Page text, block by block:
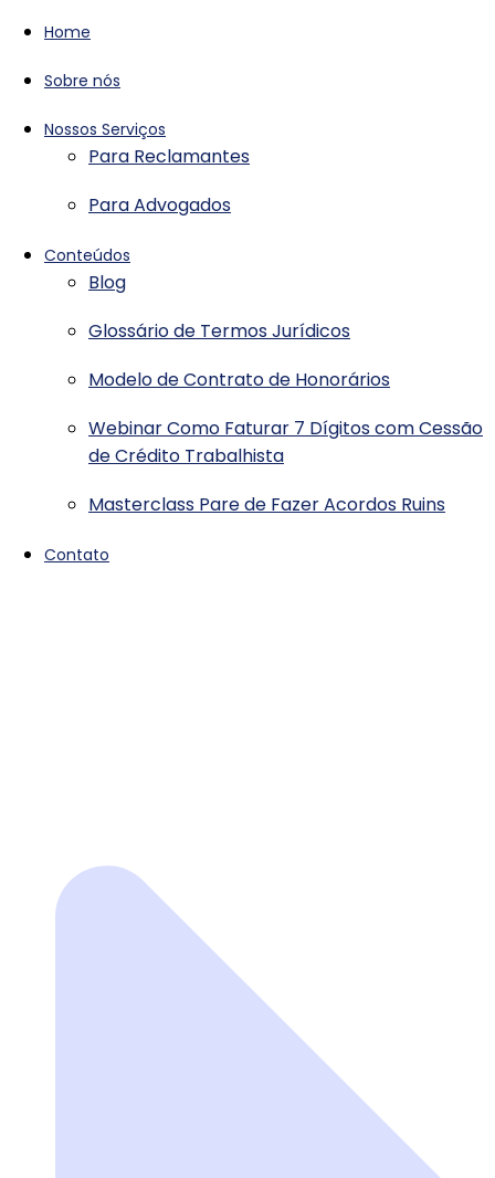
Home
Sobre nós
Nossos Serviços
Para Reclamantes
Para Advogados
Conteúdos
Blog
Glossário de Termos Jurídicos
Modelo de Contrato de Honorários
Webinar Como Faturar 7 Dígitos com Cessão
de Crédito Trabalhista
Masterclass Pare de Fazer Acordos Ruins
Contato